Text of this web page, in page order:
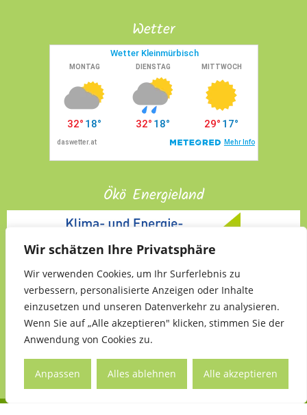
Wir schätzen Ihre Privatsphäre
Wir verwenden Cookies, um Ihr Surferlebnis zu
verbessern, personalisierte Anzeigen oder Inhalte
einzusetzen und unseren Datenverkehr zu analysieren.
Wenn Sie auf „Alle akzeptieren" klicken, stimmen Sie der
Anwendung von Cookies zu.
Anpassen Alles ablehnen Alle akzeptieren
Wetter
Ökö Energieland